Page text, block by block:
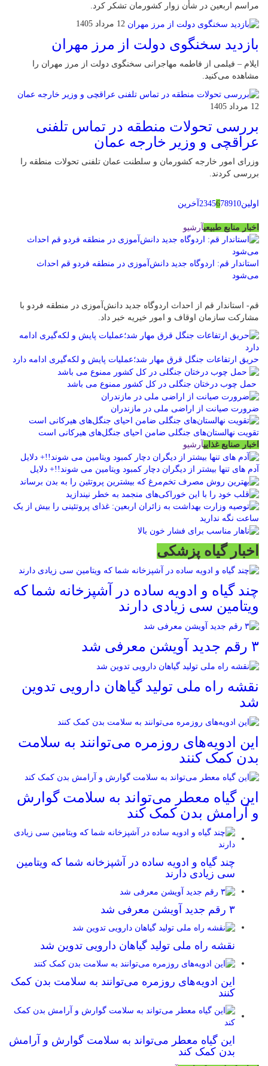
مراسم اربعین در شأن زوار کشورمان تشکر کرد.
12 مرداد 1405
بازدید سخنگوی دولت از مرز مهران
ایلام – فیلمی از فاطمه مهاجرانی سخنگوی دولت از مرز مهران را
مشاهده می‌کنید.
12 مرداد 1405
بررسی تحولات منطقه در تماس تلفنی
عراقچی و وزیر خارجه عمان
وزرای امور خارجه کشورمان و سلطنت عمان تلفنی تحولات منطقه را
بررسی کردند.
اولین 2345678910 آخرین
اخبار منابع طبیعیآرشیو
استاندار قم: اردوگاه جدید دانش‌آموزی در منطقه فردو قم احداث
می‌شود
قم- استاندار قم از احداث اردوگاه جدید دانش‌آموزی در منطقه فردو با
مشارکت سازمان اوقاف و امور خیریه خبر داد.
حریق ارتفاعات جنگل قرق مهار شد؛عملیات پایش و لکه‌گیری ادامه دارد
حمل چوب درختان جنگلی در کل کشور ممنوع می باشد
ضرورت صیانت از اراضی ملی در مازندران
تقویت نهالستان‌های جنگلی ضامن احیای جنگل‌های هیرکانی است
اخبار صنایع غذاییآرشیو
آدم های تنها بیشتر از دیگران دچار کمبود ویتامین می شوند!!+ دلایل
اخبار گیاه پزشکی
چند گیاه و ادویه ساده در آشپزخانه شما که
ویتامین سی زیادی دارند
۳ رقم جدید آویشن معرفی شد
نقشه راه ملی تولید گیاهان دارویی تدوین
شد
این ادویه‌های روزمره می‌توانند به سلامت
بدن کمک کنند
این گیاه معطر می‌تواند به سلامت گوارش
و آرامش بدن کمک کند
چند گیاه و ادویه ساده در آشپزخانه شما که ویتامین
سی زیادی دارند
۳ رقم جدید آویشن معرفی شد
نقشه راه ملی تولید گیاهان دارویی تدوین شد
این ادویه‌های روزمره می‌توانند به سلامت بدن کمک
کنند
این گیاه معطر می‌تواند به سلامت گوارش و آرامش
بدن کمک کند